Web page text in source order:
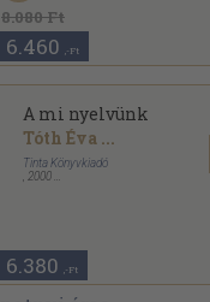
8.080 Ft
6.460 ,-Ft
A mi nyelvünk
Tóth Éva ...
Tinta Könyvkiadó
2000
6.380 ,-Ft